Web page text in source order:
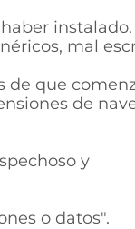
instalado.
mal
de que
de
y
o datos".